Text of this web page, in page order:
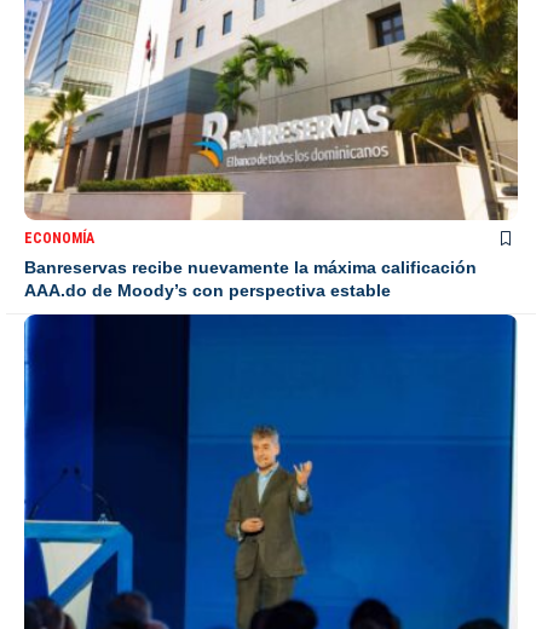
ECONOMÍA
Banreservas recibe nuevamente la máxima calificación
AAA.do de Moody’s con perspectiva estable